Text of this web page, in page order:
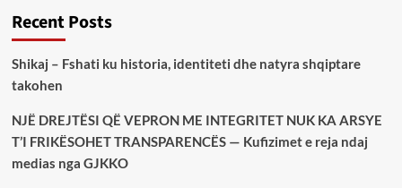
Recent Posts
Shikaj – Fshati ku historia, identiteti dhe natyra shqiptare
takohen
NJË DREJTËSI QË VEPRON ME INTEGRITET NUK KA ARSYE
T’I FRIKËSOHET TRANSPARENCËS — Kufizimet e reja ndaj
medias nga GJKKO